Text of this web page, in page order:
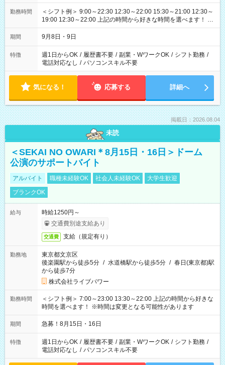
勤務時間
＜シフト例＞ 9:00～22:30 12:30～22:00 15:30～21:00 12:30～
19:00 12:30～22:00 上記の時間から好きな時間を選べます！ ※
時間は変更となる可能性があります
期間 9月8日・9日
特徴 週1日からOK / 履歴書不要 / 副業・WワークOK / シフト勤務 /
電話対応なし / パソコンスキル不要
気になる！ 応募する 詳細へ
掲載日：2026.08.04
未読
＜SEKAI NO OWARI＊8月15日・16日＞ドーム
公演のサポートバイト
アルバイト 職種未経験OK 社会人未経験OK
大学生歓迎
ブランクOK
給与
時給1250円～
交通費別途支給あり
交通費 支給（規定有り）
勤務地
東京都文京区
後楽園駅から徒歩5分 / 水道橋駅から徒歩5分 / 春日(東京都)駅
から徒歩7分
株式会社ライブパワー
勤務時間
＜シフト例＞ 7:00～23:00 13:30～22:00 上記の時間から好きな
時間を選べます！ ※時間は変更となる可能性があります
期間 急募！8月15日・16日
特徴 週1日からOK / 履歴書不要 / 副業・WワークOK / シフト勤務 /
電話対応なし / パソコンスキル不要